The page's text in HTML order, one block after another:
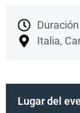
Italia,
Lugar del